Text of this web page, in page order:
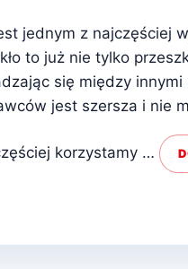
jednym z najczęściej
to już nie tylko
się między
jest szersza i nie
korzystamy …